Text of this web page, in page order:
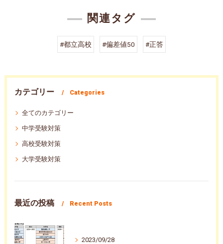
関連タグ
#都立高校 #偏差値50 #正答
カテゴリー Categories
全てのカテゴリー
中学受験対策
高校受験対策
大学受験対策
最近の投稿 Recent Posts
2023/09/28